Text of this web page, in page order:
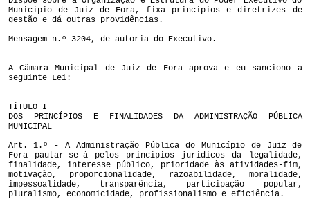
Município de Juiz de Fora, fixa princípios e diretrizes de
gestão e dá outras providências.
Mensagem n.º 3204, de autoria do Executivo.
A Câmara Municipal de Juiz de Fora aprova e eu sanciono a
seguinte Lei:
TÍTULO I
DOS PRINCÍPIOS E FINALIDADES DA ADMINISTRAÇÃO PÚBLICA
MUNICIPAL
Art. 1.º - A Administração Pública do Município de Juiz de
Fora pautar-se-á pelos princípios jurídicos da legalidade,
finalidade, interesse público, prioridade às atividades-fim,
motivação, proporcionalidade, razoabilidade, moralidade,
impessoalidade, transparência, participação popular,
pluralismo, economicidade, profissionalismo e eficiência.